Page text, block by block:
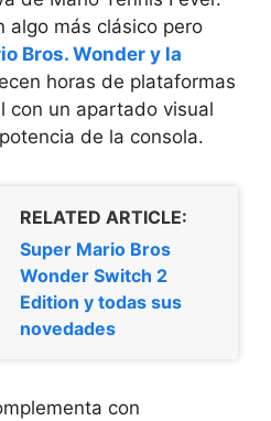
algo más clásico pero
Bros. Wonder y la
horas de plataformas
con un apartado visual
de la consola.
RELATED ARTICLE:
Super Mario Bros
Wonder Switch 2
Edition y todas sus
novedades
con